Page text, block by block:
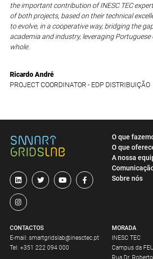
the important contribution of INESC TEC
of both projects, based on their technical
to evolve, in a cooperative way, bridging the
academia and industry, leveraging Portuguese
whole.
Ricardo André
PROJECT COORDINATOR - EDP DISTRIBUIÇÃO
MORADA
INESC TEC
Campus da
Rua Dr.
CONTACTOS
E-mail: smartgridslab@inesctec.pt
Tel: +351 222 094 000
O que
O que
A nossa
Sobre nós